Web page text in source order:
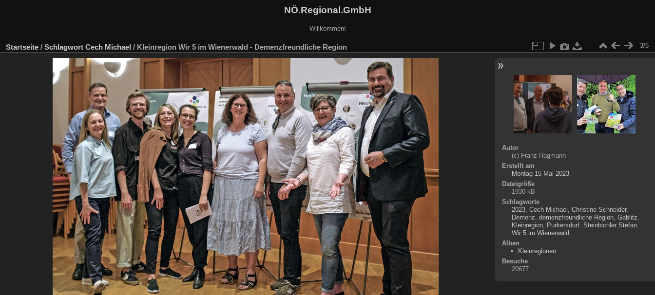
NÖ.Regional.GmbH
Willkommen!
Startseite / Schlagwort Cech Michael / Kleinregion Wir 5 im Wienerwald - Demenzfreundliche Region 3/6
Autor
(c) Franz Hagmann
Erstellt am
Montag 15 Mai 2023
Dateigröße
1930 kB
Schlagworte
2023, Cech Michael Christine Schneider,
Demenz demenzfreundliche Region, Gablitz
Kleinregion, Purkersdorf, Steinbichler Stefan,
Wir 5 im Wienerwald
Alben
Kleinregionen
Besuche
20677